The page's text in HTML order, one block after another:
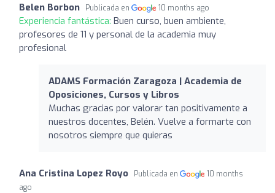
Belen Borbon Publicada en 10 months ago
Experiencia fantástica: Buen curso, buen ambiente,
profesores de 11 y personal de la academia muy
profesional
ADAMS Formación Zaragoza | Academia de
Oposiciones, Cursos y Libros
Muchas gracias por valorar tan positivamente a
nuestros docentes, Belén. Vuelve a formarte con
nosotros siempre que quieras
Ana Cristina Lopez Royo Publicada en
10 months
ago